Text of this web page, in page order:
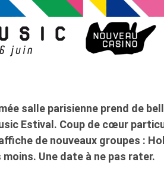
salle parisienne prend de
Estival. Coup de cœur
de nouveaux groupes :
moins. Une date à ne pas rater.